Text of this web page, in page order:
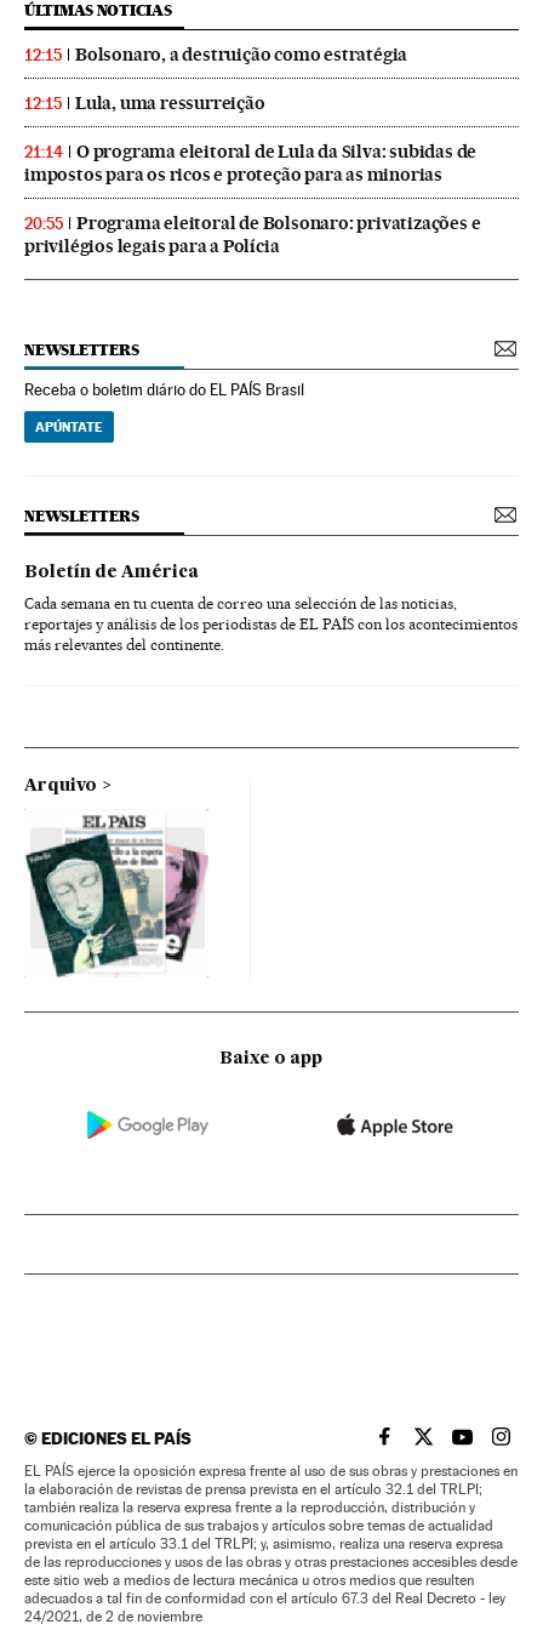
ÚLTIMAS NOTICIAS
12:15 Bolsonaro, a destruição como estratégia
12:15 Lula, uma ressurreição
21:14
O programa eleitoral de Lula da Silva: subidas de
impostos para os ricos e proteção para as minorias
20:55
Programa eleitoral de Bolsonaro: privatizações e
privilégios legais para a Polícia
NEWSLETTERS
Receba o boletim diário do EL PAÍS Brasil
APÚNTATE
NEWSLETTERS
Boletín de América
Cada semana en tu cuenta de correo una selección de las noticias,
reportajes y análisis de los periodistas de EL PAÍS con los acontecimientos
más relevantes del continente.
Arquivo
Baixe o app
©EDICIONES EL PAÍS EL PAÍS BRASIL EN
EL PAÍSEL PAÍS
EL
EL PAÍS ejerce la oposición expresa frente al uso de sus obras y prestaciones en
la elaboración de revistas de prensa prevista en el artículo 32.1 del TRLPI;
también realiza la reserva expresa frente a la reproducción, distribución y
comunicación pública de sus trabajos y artículos sobre temas de actualidad
prevista en el artículo 33.1 del TRLPI; y, asimismo, realiza una reserva expresa
de las reproducciones y usos de las obras y otras prestaciones accesibles desde
este sitio web a medios de lectura mecánica u otros medios que resulten
adecuados a tal fin de conformidad con el artículo 67.3 del Real Decreto - ley
24/2021, de 2 de noviembre